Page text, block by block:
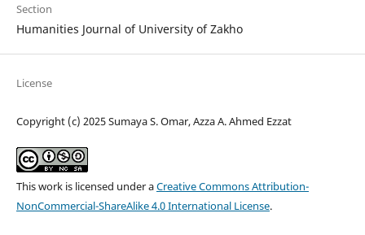
Section
Humanities Journal of University of Zakho
License
Copyright (c) 2025 Sumaya S. Omar, Azza A. Ahmed Ezzat
This work is licensed under aCreative Commons Attribution-
NonCommercial-ShareAlike 4.0 International License.